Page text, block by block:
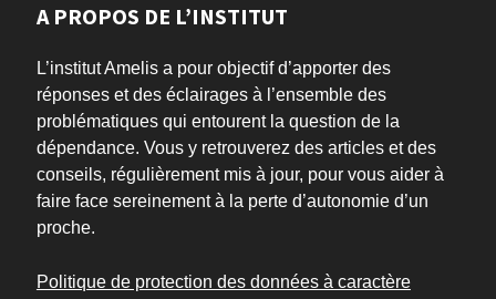
A PROPOS DE L’INSTITUT
L’institut Amelis a pour objectif d’apporter des
réponses et des éclairages à l’ensemble des
problématiques qui entourent la question de la
dépendance. Vous y retrouverez des articles et des
conseils, régulièrement mis à jour, pour vous aider à
faire face sereinement à la perte d’autonomie d’un
proche.
Politique de protection des données à caractère